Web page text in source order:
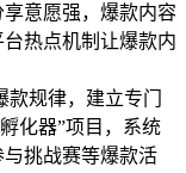
意愿强，爆款内容
热点机制让爆款内
规律，建立专门
化器”项目，系统
挑战赛等爆款活